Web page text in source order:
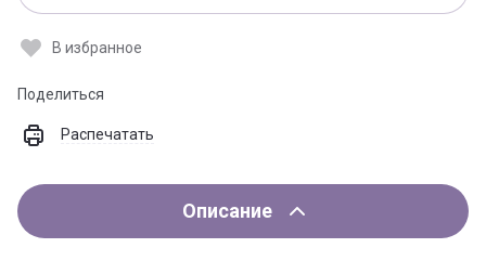
В избранное
Поделиться
Распечатать
Описание